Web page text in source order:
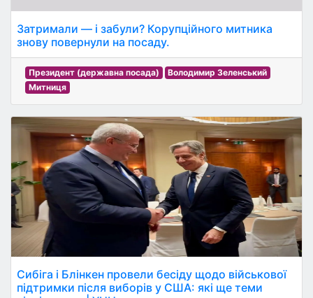
Затримали — і забули? Корупційного митника
знову повернули на посаду.
Президент (державна посада)
Володимир Зеленський
Митниця
Сибіга і Блінкен провели бесіду щодо військової
підтримки після виборів у США: які ще теми